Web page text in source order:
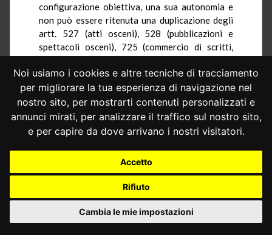
Noi usiamo i cookies e altre tecniche di tracciamento
per migliorare la tua esperienza di navigazione nel
nostro sito, per mostrarti contenuti personalizzati e
annunci mirati, per analizzare il traffico sul nostro sito,
e per capire da dove arrivano i nostri visitatori.
Accetto
Rifiuto
Cambia le mie impostazioni
configurazione obiettiva, una sua autonomia e
non può essere ritenuta una duplicazione degli
artt. 527 (atti osceni), 528 (pubblicazioni e
spettacoli osceni), 725 (commercio di scritti,
decenza) e 726 (atti contrari alla pubblica
decenza, turpiloquio) del Codice penale, come si
può ricavare facilmente dal confronto di queste
disposizioni tra loro.
Né l'incitamento e la propaganda di pratiche
rientrano nella previsione dell'art. 553, possono
ritenersi coperti dalla norma dell'art. 414 del
Codice penale, che punisce l'istigazione a
delinquere, perché l'incitamento e più ancora la
propaganda non sono riconducibili
all'istigazione, rappresentando, quelle, ipotesi di